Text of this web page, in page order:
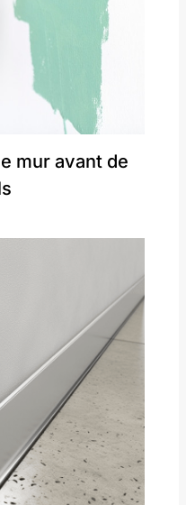
mur avant de